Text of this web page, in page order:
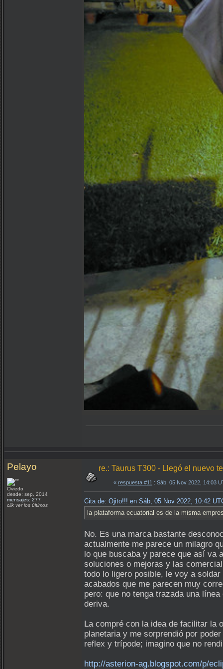
Pelayo
Oviedo
desde: sep, 2014
mensajes: 277
clik ver los últimos
re.: Taurus T300 - Llegó el nuevo
« respuesta #11 : Sáb, 05 Nov 2022, 14:03
Cita de: Ojito!!! en Sáb, 05 Nov 2022, 10:42
la plataforma ecuatorial es de la misma
No. Es una marca bastante
actualmente me parece un milagro
lo que buscaba y parece que así va
soluciones o mejoras y las
todo lo ligero posible, le voy a
acabados que me parecen muy
pero: que no tenga trazada una
deriva.
La compré con la idea de facilitar la
planetaria y me sorprendió por
reflex y trípode; imagino que no
http://asterion-ag.blogspot.com/p/